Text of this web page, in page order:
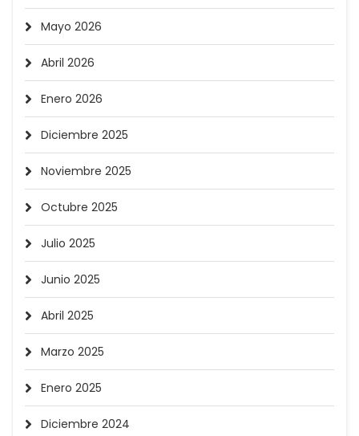
Mayo 2026
Abril 2026
Enero 2026
Diciembre 2025
Noviembre 2025
Octubre 2025
Julio 2025
Junio 2025
Abril 2025
Marzo 2025
Enero 2025
Diciembre 2024